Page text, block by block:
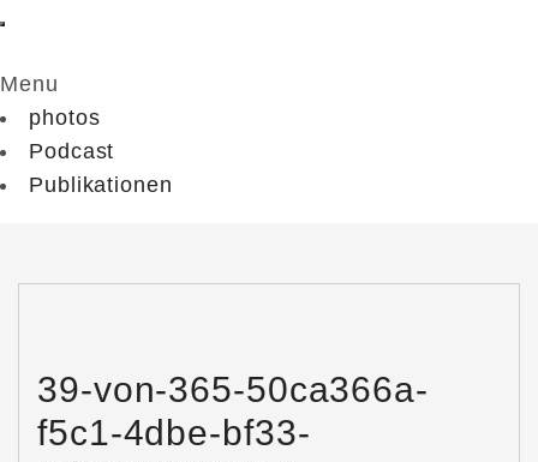
Menu
photos
Podcast
Publikationen
39-von-365-50ca366a-
f5c1-4dbe-bf33-